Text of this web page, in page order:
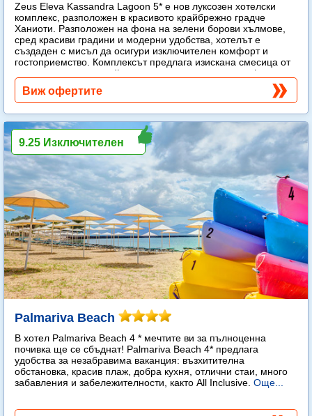
Zeus Eleva Kassandra Lagoon 5* е нов луксозен хотелски
комплекс, разположен в красивото крайбрежно градче
Ханиоти. Разположен на фона на зелени борови хълмове,
сред красиви градини и модерни удобства, хотелът е
създаден с мисъл да осигури изключителен комфорт и
гостоприемство. Комплексът предлага изискана смесица от
модерен лукс и спокойна средиземноморска атмосфера.
Още...
Виж офертите
Palmariva Beach
В хотел Palmariva Beach 4 * мечтите ви за пълноценна
почивка ще се сбъднат! Palmariva Beach 4* предлага
удобства за незабравима ваканция: възхитителна
обстановка, красив плаж, добра кухня, отлични стаи, много
забавления и забележителности, както All Inclusive. Още...
9.25 Изключителен